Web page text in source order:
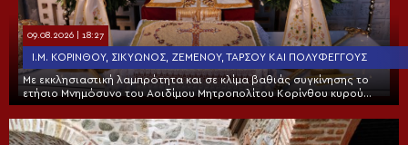
09.08.2026 | 18:27
Ι.Μ. ΚΟΡΊΝΘΟΥ, ΣΙΚΥΏΝΟΣ, ΖΕΜΕΝΟΎ, ΤΑΡΣΟΎ ΚΑΙ ΠΟΛΥΦΈΓΓΟΥΣ
Με εκκλησιαστική λαμπρότητα και σε κλίμα βαθιάς συγκίνησης το
ετήσιο Μνημόσυνο του Αοιδίμου Μητροπολίτου Κορίνθου κυρού
Διονυσίου